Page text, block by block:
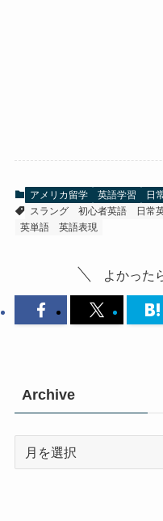
アメリカ留学 英語学習 日
スラング
初心者英語 日常
英単語
英語表現
よかった
Archive
Archive